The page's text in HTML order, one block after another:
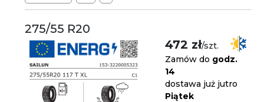
275/55 R20
472 zł/szt.
Zamów do godz.
14
dostawa już jutro
Piątek